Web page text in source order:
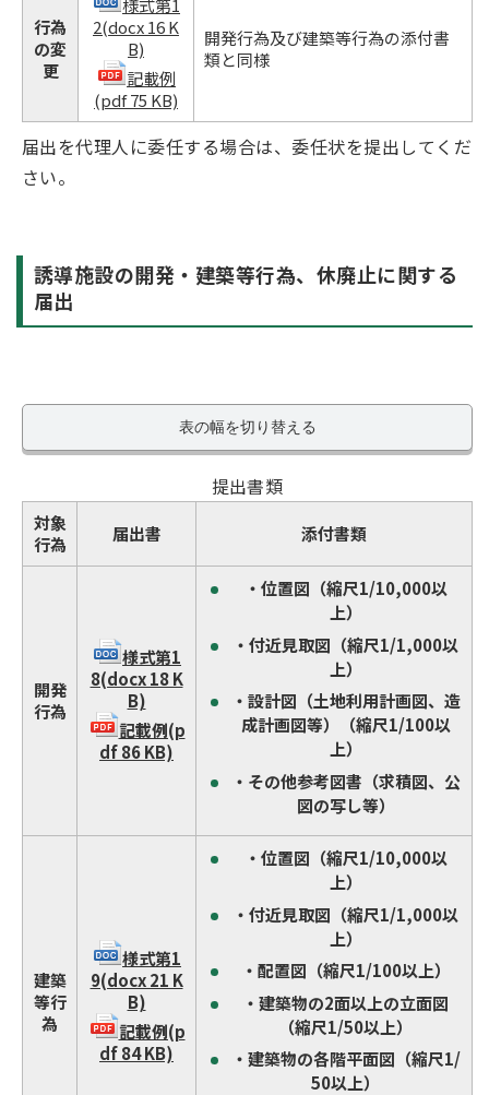
行為
の変
更
様式第1
2(docx 16 K
B)
記載例
(pdf 75 KB)
開発行為及び建築等行為の添付書
類と同様
届出を代理人に委任する場合は、委任状を提出してくだ
さい。
誘導施設の開発・建築等行為、休廃止に関する
届出
表の幅を切り替える
提出書類
対象
行為
届出書 添付書類
開発
行為
様式第1
8(docx 18 K
B)
記載例(p
df 86 KB)
・位置図（縮尺1/10,000以
上）
・付近見取図（縮尺1/1,000以
上）
・設計図（土地利用計画図、造
成計画図等）（縮尺1/100以
上）
・その他参考図書（求積図、公
図の写し等）
建築
等行
為
様式第1
9(docx 21 K
B)
記載例(p
df 84 KB)
・位置図（縮尺1/10,000以
上）
・付近見取図（縮尺1/1,000以
上）
・配置図（縮尺1/100以上）
・建築物の2面以上の立面図
（縮尺1/50以上）
・建築物の各階平面図（縮尺1/
50以上）